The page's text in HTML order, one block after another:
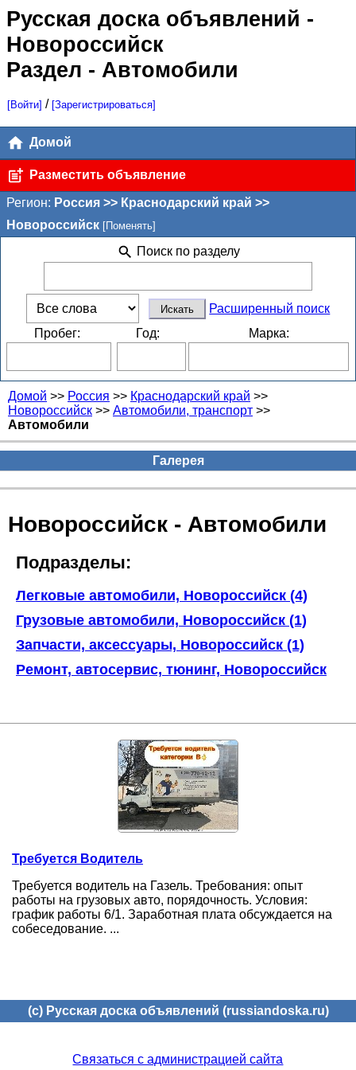
Русская доска объявлений -
Новороссийск
Раздел - Автомобили
[Войти] / [Зарегистрироваться]
Домой
Разместить объявление
Регион: Россия >> Краснодарский край >>
Новороссийск [Поменять]
Поиск по разделу
Расширенный поиск
Пробег:
Год: Марка:
Домой >> Россия >> Краснодарский край >>
Новороссийск >> Автомобили, транспорт >>
Автомобили
Галерея
Новороссийск - Автомобили
Подразделы:
Легковые автомобили, Новороссийск (4)
Грузовые автомобили, Новороссийск (1)
Запчасти, аксессуары, Новороссийск (1)
Ремонт, автосервис, тюнинг, Новороссийск
Требуется Водитель
Требуется водитель на Газель. Требования: опыт
работы на грузовых авто, порядочность. Условия:
график работы 6/1. Заработная плата обсуждается на
собеседование. ...
(c) Русская доска объявлений (russiandoska.ru)
Связаться с администрацией сайта